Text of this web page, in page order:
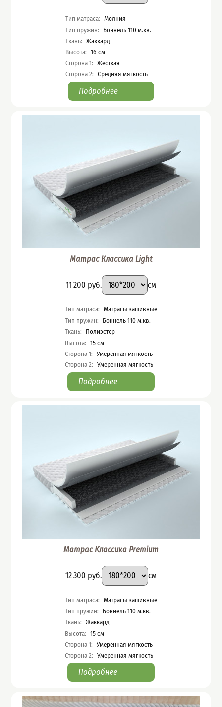
Характеристики
Тип матраса: Молния
Тип пружин:
Боннель 110 м.кв.
Ткань: Жаккард
Высота: 16 см
Сторона 1: Жесткая
Сторона 2: Средняя мягкость
Подробнее
Матрас Классика Light
Цена
11 200 руб.
Подобрать вариант
Размер:
см
Характеристики
Тип матраса: Матрасы зашивные
Тип пружин:
Боннель 110 м.кв.
Ткань:
Полиэстер
Высота: 15 см
Сторона 1: Умеренная мягкость
Сторона 2: Умеренная мягкость
Подробнее
Матрас Классика Premium
Цена
12 300 руб.
Подобрать вариант
Размер:
см
Характеристики
Тип матраса: Матрасы зашивные
Тип пружин:
Боннель 110 м.кв.
Ткань: Жаккард
Высота: 15 см
Сторона 1: Умеренная мягкость
Сторона 2: Умеренная мягкость
Подробнее